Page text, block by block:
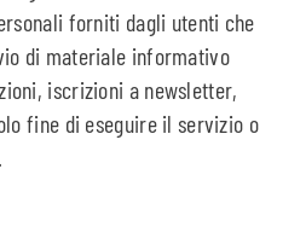
forniti dagli utenti che
di materiale informativo
iscrizioni a newsletter,
fine di eseguire il servizio o